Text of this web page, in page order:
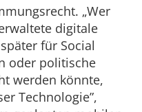
„Wer
digitale
für Social
oder politische
werden könnte,
Technologie”,